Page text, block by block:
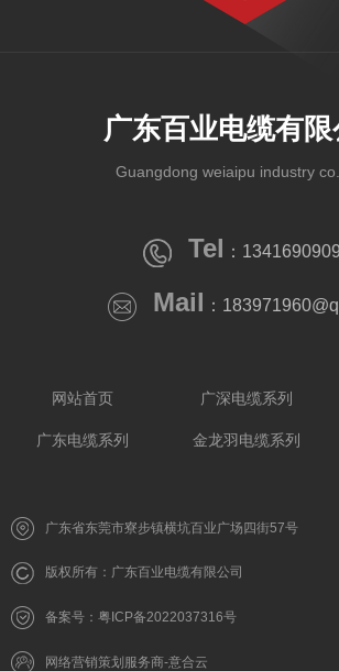
广东百业电缆有限
Guangdong weiaipu industry
Tel ：
Mail ：
网站首页 广深电缆系列
广东电缆系列 金龙羽电缆系列
广东省东莞市寮步镇横坑百业广场四街57号
版权所有：广东百业电缆有限公司
备案号：粤ICP备2022037316号
网络营销策划服务商-意合云